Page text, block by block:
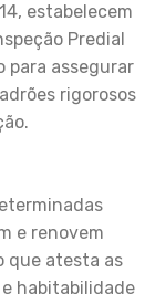
estabelecem
Predial
para assegurar
rigorosos
e renovem
que atesta as
habitabilidade